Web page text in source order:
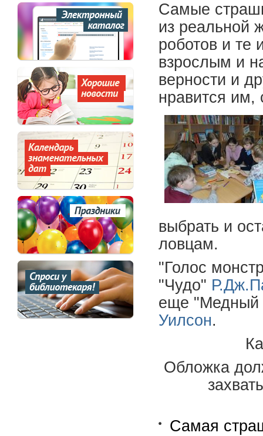
Самые
из реальной
роботов и те
взрослым и
верности и
нравится им,
выбрать и
ловцам.
"Голос
"Чудо"
еще "Медный
Уилсон.
Обложка
Самая